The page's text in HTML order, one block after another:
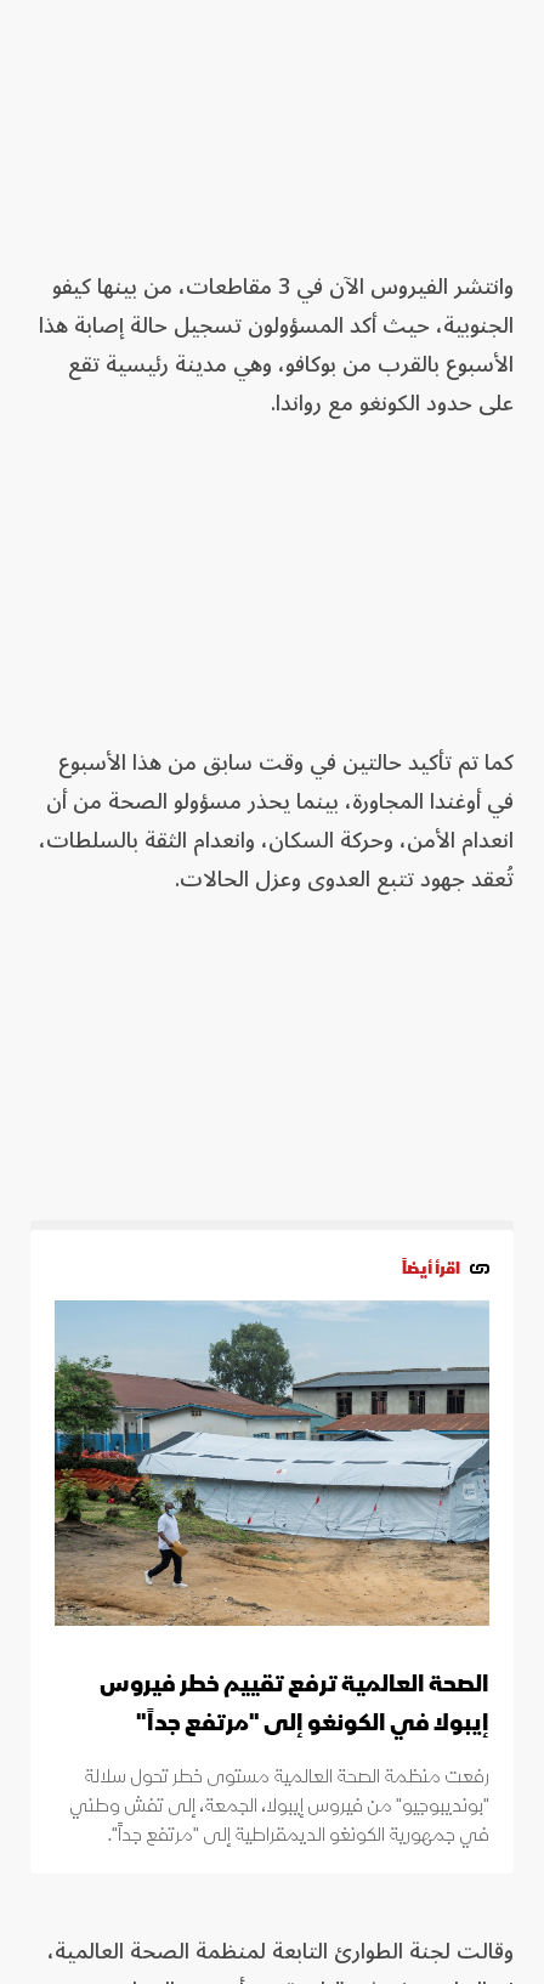
وانتشر الفيروس الآن في 3 مقاطعات، من بينها كيفو
الجنوبية، حيث أكد المسؤولون تسجيل حالة إصابة هذا
الأسبوع بالقرب من بوكافو، وهي مدينة رئيسية تقع
على حدود الكونغو مع رواندا.
كما تم تأكيد حالتين في وقت سابق من هذا الأسبوع
في أوغندا المجاورة، بينما يحذر مسؤولو الصحة من أن
انعدام الأمن، وحركة السكان، وانعدام الثقة بالسلطات،
تُعقد جهود تتبع العدوى وعزل الحالات.
اقرأ أيضاً
الصحة العالمية ترفع تقييم خطر فيروس
إيبولا في الكونغو إلى "مرتفع جداً"
رفعت منظمة الصحة العالمية مستوى خطر تحول سلالة
"بونديبوجيو" من فيروس إيبولا، الجمعة، إلى تفش وطني
في جمهورية الكونغو الديمقراطية إلى "مرتفع جداً".
وقالت لجنة الطوارئ التابعة لمنظمة الصحة العالمية،